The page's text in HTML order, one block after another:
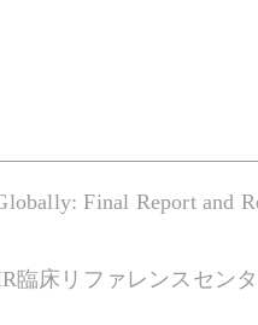
Final Report and
床リファレンスセンタ